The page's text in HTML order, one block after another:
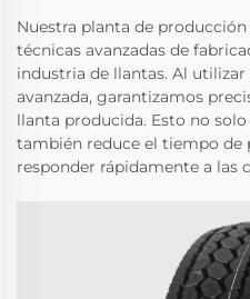
Nuestra planta de
técnicas avanzadas de
industria de llantas. Al
avanzada, garantizamos
llanta producida. Esto no
también reduce el tiempo
responder rápidamente a las